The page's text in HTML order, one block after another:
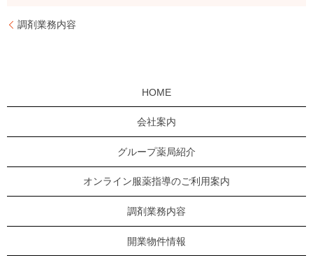
調剤業務内容
HOME
会社案内
グループ薬局紹介
オンライン服薬指導のご利用案内
調剤業務内容
開業物件情報